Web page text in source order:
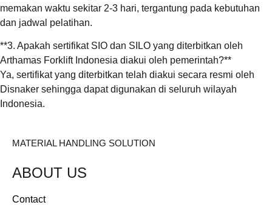
memakan waktu sekitar 2-3 hari, tergantung pada kebutuhan
dan jadwal pelatihan.
**3. Apakah sertifikat SIO dan SILO yang diterbitkan oleh
Arthamas Forklift Indonesia diakui oleh pemerintah?**
Ya, sertifikat yang diterbitkan telah diakui secara resmi oleh
Disnaker sehingga dapat digunakan di seluruh wilayah
Indonesia.
MATERIAL HANDLING SOLUTION
ABOUT US
Contact